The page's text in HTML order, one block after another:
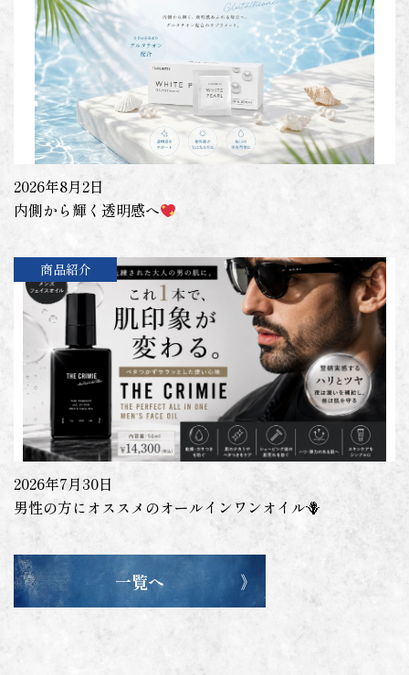
2026年8月2日
内側から輝く透明感へ
商品紹介
2026年7月30日
男性の方にオススメのオールインワンオイル🪻
一覧へ